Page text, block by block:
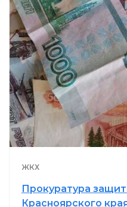
ЖКХ
Прокуратура
Красноярского